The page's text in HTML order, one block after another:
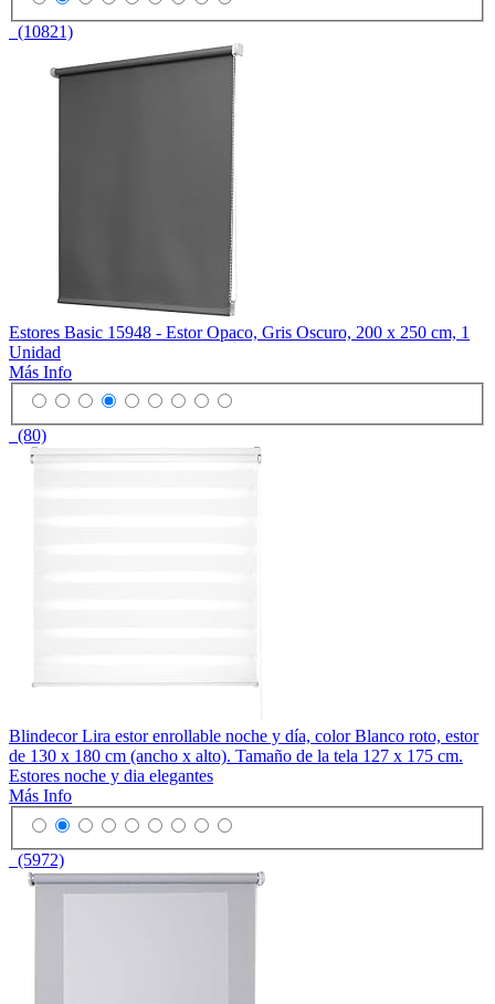
(10821)
Estores Basic 15948 - Estor Opaco, Gris Oscuro, 200 x 250 cm, 1
Unidad
Más Info
(80)
Blindecor Lira estor enrollable noche y día, color Blanco roto, estor
de 130 x 180 cm (ancho x alto). Tamaño de la tela 127 x 175 cm.
Estores noche y dia elegantes
Más Info
(5972)